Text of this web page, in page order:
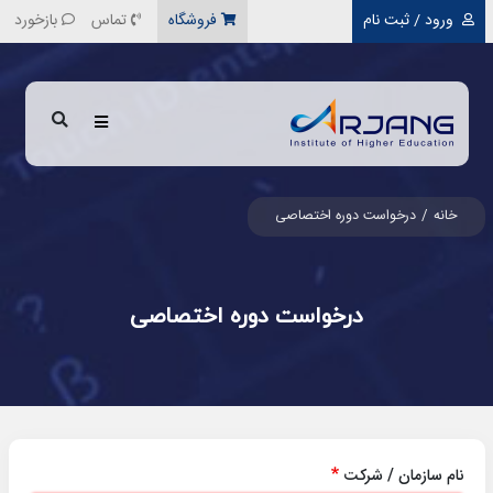
رفتن به محتوای اصلی ورود / ثبت نام فروشگاه تماس بازخورد
خانه درخواست دوره اختصاصی
درخواست دوره اختصاصی
نام سازمان / شرکت